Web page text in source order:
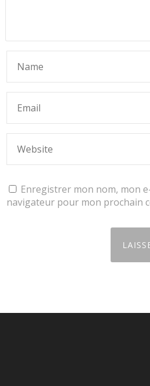
Enregistrer mon nom, mon
navigateur pour mon prochain